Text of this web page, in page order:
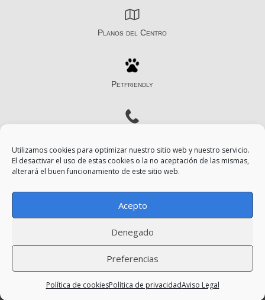
Utilizamos cookies para optimizar nuestro sitio web y nuestro servicio.
El desactivar el uso de estas cookies o la no aceptación de las mismas,
alterará el buen funcionamiento de este sitio web.
Acepto
Denegado
Preferencias
Política de cookiesPolítica de privacidadAviso Legal
Planos del Centro
Petfriendly
Política de Privacidad